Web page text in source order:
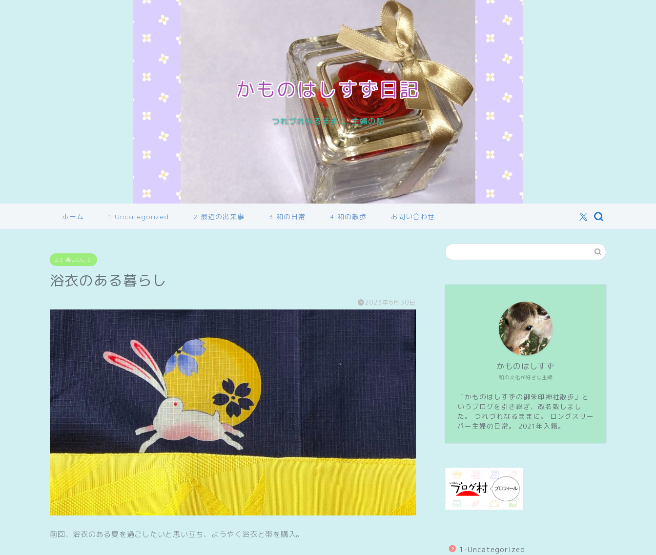
かものはしすず日記
つれづれなるままに…主婦の話
ホーム 1-Uncategorized 2-最近の出来事 3-和の日常 4-和の散歩 お問い合わせ
2.3-楽しいこと
浴衣のある暮らし
2023年6月30日
前回、浴衣のある夏を過ごしたいと思い立ち、ようやく浴衣と帯を購入。
和の文化が好きな主婦
かものはしすず
「かものはしすずの御朱印神社散歩」と
いうブログを引き継ぎ、改名致しまし
た。 つれづれなるままに。 ロングスリー
パー主婦の日常。 2021年入籍。
1-Uncategorized